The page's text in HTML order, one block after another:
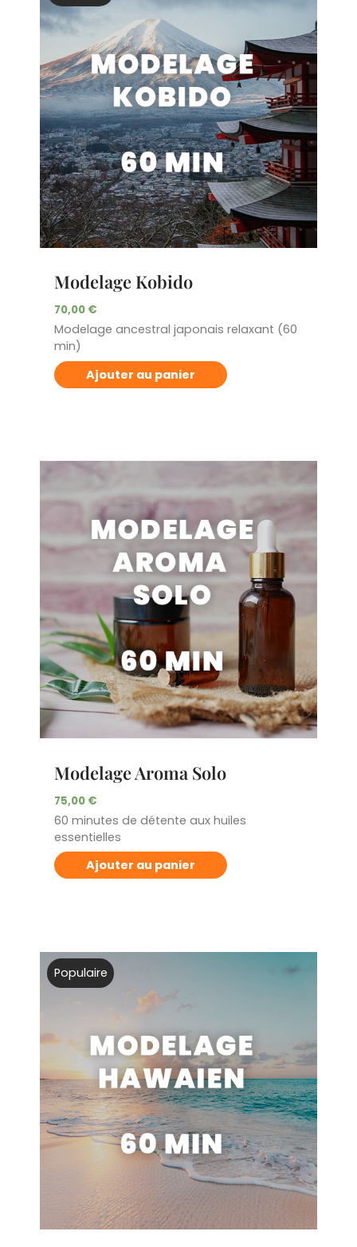
Modelage Kobido
70,00 €
Modelage ancestral japonais relaxant (60
min)
Ajouter au panier
Modelage Aroma Solo
75,00 €
60 minutes de détente aux huiles
essentielles
Ajouter au panier
Populaire